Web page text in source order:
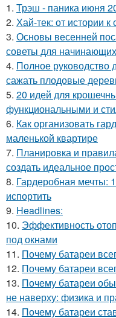
1. Трэш - паника июня
2. Хай-тек: от истории
3. Основы весенней
советы для начинающих
4. Полное руководство
сажать плодовые
5. 20 идей для
функциональными и
6. Как организовать
маленькой квартире
7. Планировка и
создать идеальное
8. Гардеробная мечты:
испортить
9. Headlines:
10. Эффективность
под окнами
11. Почему батареи
12. Почему батареи
13. Почему батареи
не наверху: физика и
14. Почему батареи